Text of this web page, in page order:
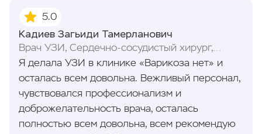
Кадиев Загьиди Тамерланович
Врач УЗИ, Сердечно-сосудистый хирург,
Флеболог
5.0
Я делала УЗИ​ в клинике «Варикоза​ нет» и
осталась всем довольна. Вежливый персонал,
чувствовался профессионализм и
доброжелательность врача, осталась
полностью всем довольна, всем рекомендую